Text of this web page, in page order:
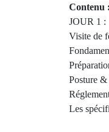
Contenu :
JOUR 1 :
Visite de
Posture &
Les